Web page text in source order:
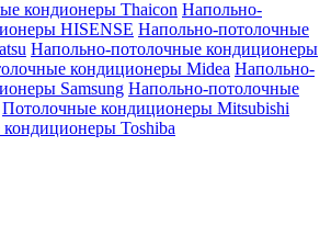
кондионеры Thaicon Напольно-
HISENSE Напольно-потолочные
Напольно-потолочные кондиционеры
кондиционеры Midea Напольно-
Samsung Напольно-потолочные
Потолочные кондиционеры Mitsubishi
Toshiba